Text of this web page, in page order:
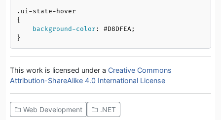
.ui-state-hover
{
background-color : #D8DFEA;
}
This work is licensed under a Creative Commons
Attribution-ShareAlike 4.0 International License
Web Development .NET